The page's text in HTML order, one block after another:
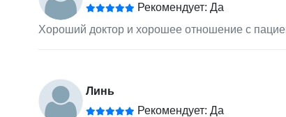
Рекомендует: Да
Хороший доктор и хорошее отношение с
Линь
Рекомендует: Да